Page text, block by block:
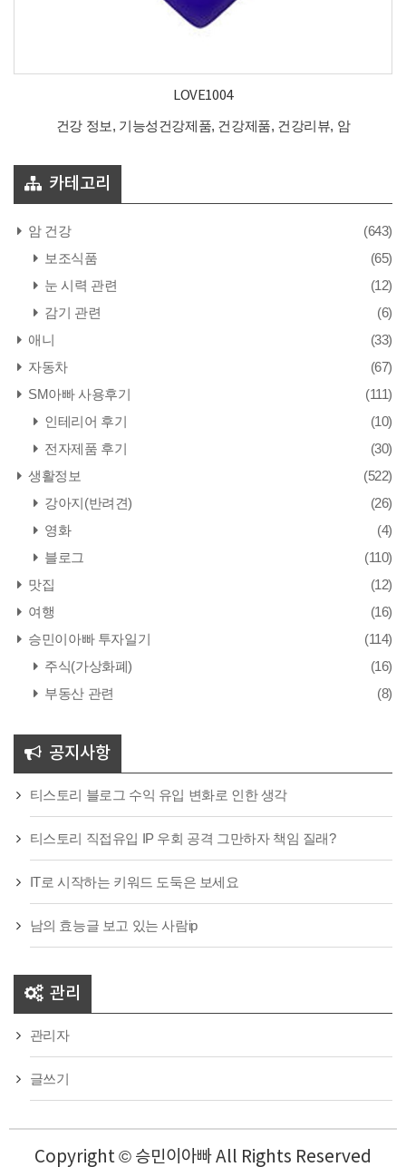
LOVE1004
건강 정보, 기능성건강제품, 건강제품, 건강리뷰, 암
카테고리
암 건강
(643)
보조식품
(65)
눈 시력 관련
(12)
감기 관련
(6)
애니
(33)
자동차
(67)
SM아빠 사용후기
(111)
인테리어 후기
(10)
전자제품 후기
(30)
생활정보
(522)
강아지(반려견)
(26)
영화
(4)
블로그
(110)
맛집
(12)
여행
(16)
승민이아빠 투자일기
(114)
주식(가상화폐)
(16)
부동산 관련
(8)
공지사항
티스토리 블로그 수익 유입 변화로 인한 생각
티스토리 직접유입 IP 우회 공격 그만하자 책임 질래?
IT로 시작하는 키워드 도둑은 보세요
남의 효능글 보고 있는 사람ip
관리
관리자
글쓰기
Copyright © 승민이아빠 All Rights Reserved